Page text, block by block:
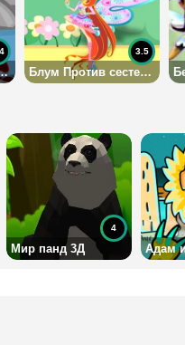
русалки Лейлы Блум Против сестер Трикс
3.5
Мир панд 3Д
4